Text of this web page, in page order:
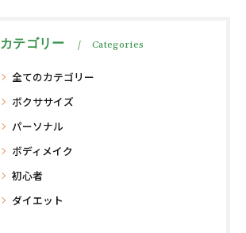
カテゴリー Categories
全てのカテゴリー
ボクササイズ
パーソナル
ボディメイク
初心者
ダイエット